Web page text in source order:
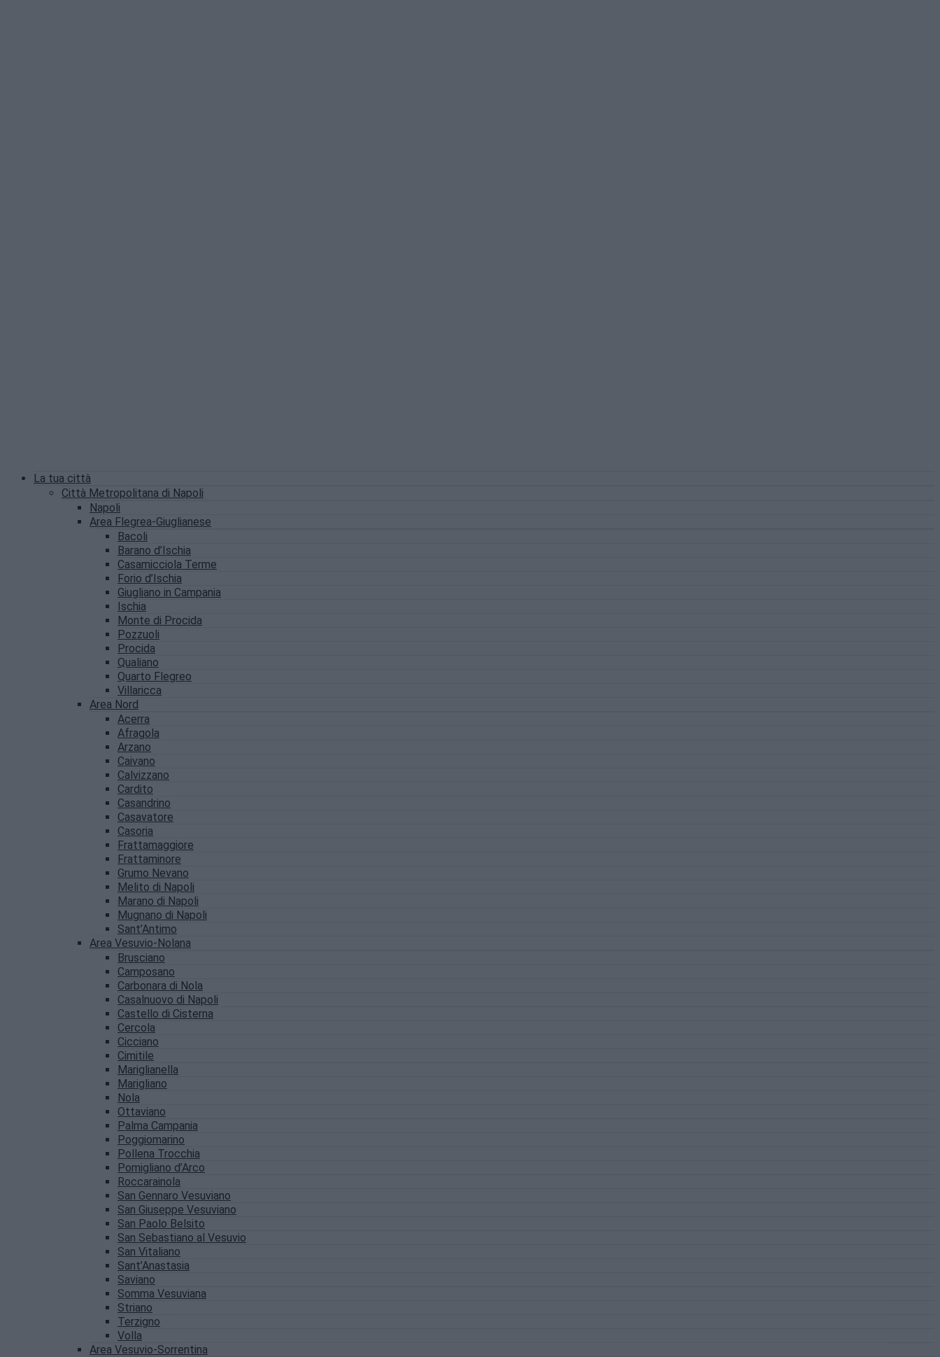
La tua città
Città Metropolitana di Napoli
Napoli
Area Flegrea-Giuglianese
Bacoli
Barano d’Ischia
Casamicciola Terme
Forio d’Ischia
Giugliano in Campania
Ischia
Monte di Procida
Pozzuoli
Procida
Qualiano
Quarto Flegreo
Villaricca
Area Nord
Acerra
Afragola
Arzano
Caivano
Calvizzano
Cardito
Casandrino
Casavatore
Casoria
Frattamaggiore
Frattaminore
Grumo Nevano
Melito di Napoli
Marano di Napoli
Mugnano di Napoli
Sant’Antimo
Area Vesuvio-Nolana
Brusciano
Camposano
Carbonara di Nola
Casalnuovo di Napoli
Castello di Cisterna
Cercola
Cicciano
Cimitile
Mariglianella
Marigliano
Nola
Ottaviano
Palma Campania
Poggiomarino
Pollena Trocchia
Pomigliano d’Arco
Roccarainola
San Gennaro Vesuviano
San Giuseppe Vesuviano
San Paolo Belsito
San Sebastiano al Vesuvio
San Vitaliano
Sant’Anastasia
Saviano
Somma Vesuviana
Striano
Terzigno
Volla
Area Vesuvio-Sorrentina